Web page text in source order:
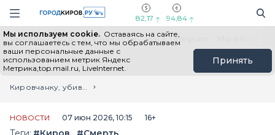
Навигация сайта
82,17 94,84
Мы используем cookie. Оставаясь на сайте,
вы соглашаетесь с тем, что мы обрабатываем
ваши персональные данные с
использованием метрик Яндекс
Метрика,top.mail.ru, LiveInternet.
Принять
Выборы - 2026 Все новости Мы в Telegram
Главная
Лента новостей
Кировчанку, убившую двухмесячного сына, взяли под стражу
НОВОСТИ 07 июн 2026, 10:15 16+